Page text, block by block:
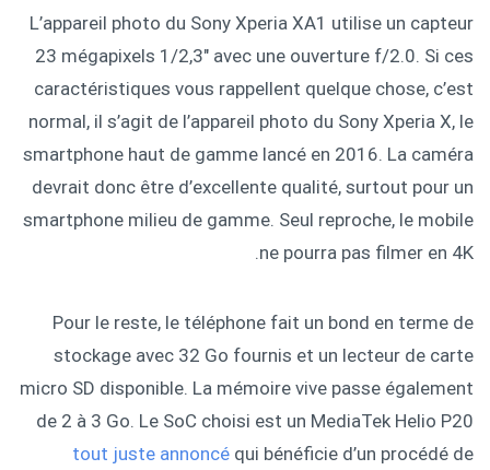
L’appareil photo du Sony Xperia XA1 utilise un capteur
23 mégapixels 1/2,3″ avec une ouverture f/2.0. Si ces
caractéristiques vous rappellent quelque chose, c’est
normal, il s’agit de l’appareil photo du Sony Xperia X, le
smartphone haut de gamme lancé en 2016. La caméra
devrait donc être d’excellente qualité, surtout pour un
smartphone milieu de gamme. Seul reproche, le mobile
ne pourra pas filmer en 4K.
Pour le reste, le téléphone fait un bond en terme de
stockage avec 32 Go fournis et un lecteur de carte
micro SD disponible. La mémoire vive passe également
de 2 à 3 Go. Le SoC choisi est un MediaTek Helio P20
tout juste annoncé qui bénéficie d’un procédé de